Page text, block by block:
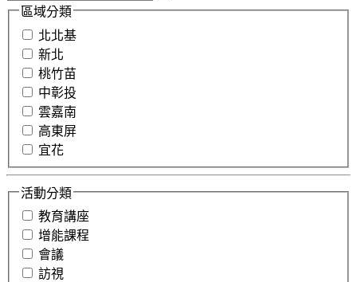
區域分類
北北基
新北
桃竹苗
中彰投
雲嘉南
高東屏
宜花
活動分類
教育講座
增能課程
會議
訪視